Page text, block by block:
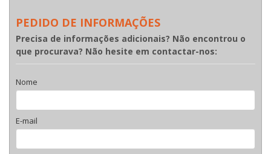
PEDIDO DE INFORMAÇÕES
Precisa de informações adicionais? Não encontrou o
que procurava? Não hesite em contactar-nos:
Nome
E-mail